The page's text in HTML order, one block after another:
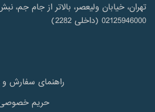
تهران، خیابان ولیعصر، بالاتر از جام جم، نبش
02125946000 (داخلی 2282)
راهنمای سفارش و
حریم